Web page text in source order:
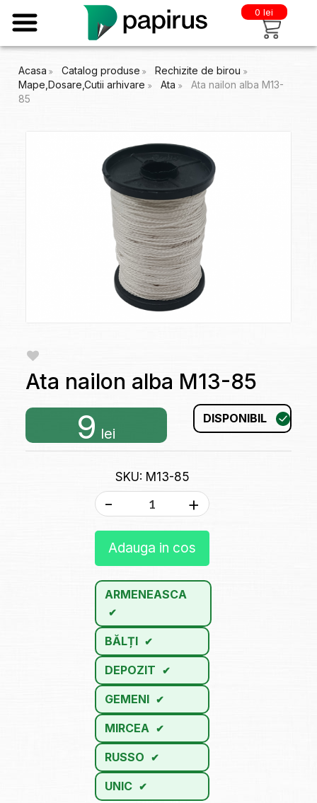
0 lei
Acasa Catalog produse
Rechizite de birou
Mape,Dosare,Cutii arhivare
Ata
Ata nailon alba M13-
85
Ata nailon alba M13-85
9 lei
DISPONIBIL
SKU: M13-85
- +
Adauga in cos
ARMENEASCA
BĂLȚI
DEPOZIT
GEMENI
MIRCEA
RUSSO
UNIC